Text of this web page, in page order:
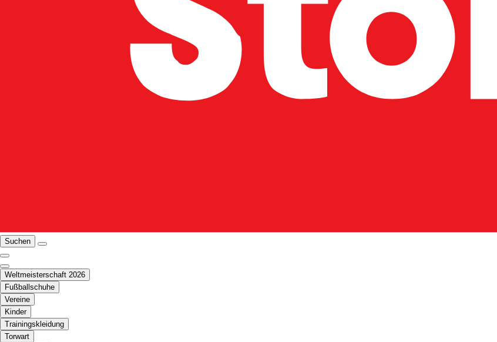
Suchen
Weltmeisterschaft 2026
Fußballschuhe
Vereine
Kinder
Trainingskleidung
Torwart